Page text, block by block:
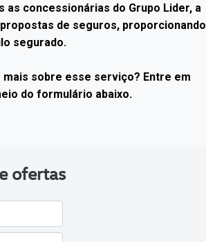
as concessionárias do Grupo Lider, a
de seguros, proporcionando
segurado.
sobre esse serviço? Entre em
do formulário abaixo.
ofertas